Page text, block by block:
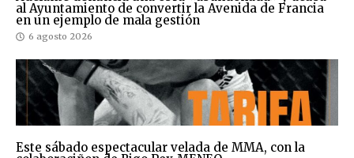
al Ayuntamiento de convertir la Avenida de Francia
en un ejemplo de mala gestión
6 agosto 2026
Este sábado espectacular velada de MMA, con la